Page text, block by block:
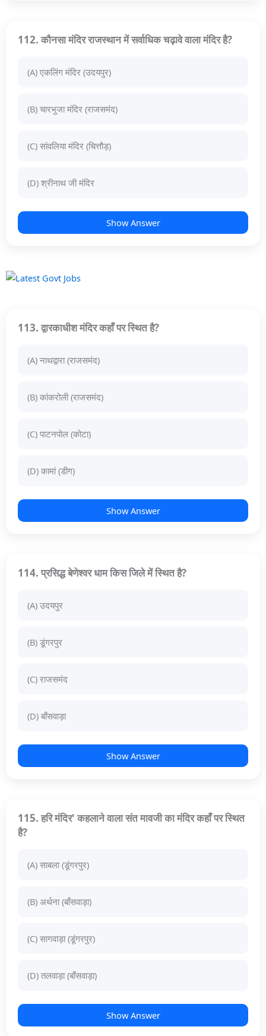
112. कौनसा मंदिर राजस्थान में सर्वाधिक चढ़ावे वाला मंदिर है?
(A) एकलिंग मंदिर (उदयपुर)
(B) चारभुजा मंदिर (राजसमंद)
(C) सांवलिया मंदिर (चित्तौड़)
(D) श्रीनाथ जी मंदिर
Show Answer
113. द्वारकाधीश मंदिर कहाँ पर स्थित है?
(A) नाथद्वारा (राजसमंद)
(B) कांकरोली (राजसमंद)
(C) पाटनपोल (कोटा)
(D) कामां (डीग)
Show Answer
114. प्रसिद्ध बेणेश्वर धाम किस जिले में स्थित है?
(A) उदयपुर
(B) डूंगरपुर
(C) राजसमंद
(D) बाँसवाड़ा
Show Answer
115. हरि मंदिर' कहलाने वाला संत मावजी का मंदिर कहाँ पर स्थित
है?
(A) साबला (डूंगरपुर)
(B) अर्थना (बाँसवाड़ा)
(C) सागवाड़ा (डूंगरपुर)
(D) तलवाड़ा (बाँसवाड़ा)
Show Answer